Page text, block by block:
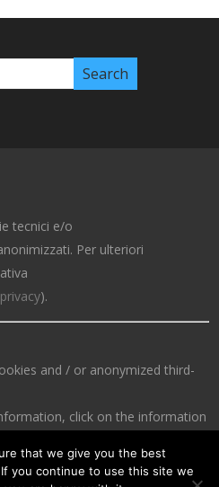
tecnici e/o
Per ulteriori
).
and / or anonymized third-
click on the information
that we give you the best
you continue to use this site we